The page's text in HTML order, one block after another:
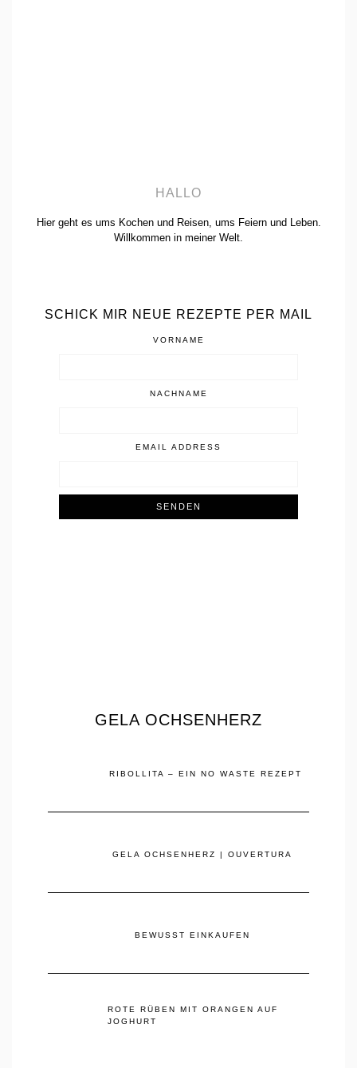
HALLO
Hier geht es ums Kochen und Reisen, ums Feiern und Leben.
Willkommen in meiner Welt.
SCHICK MIR NEUE REZEPTE PER MAIL
VORNAME
NACHNAME
EMAIL ADDRESS
GELA OCHSENHERZ
RIBOLLITA – EIN NO WASTE REZEPT
GELA OCHSENHERZ | OUVERTURA
BEWUSST EINKAUFEN
ROTE RÜBEN MIT ORANGEN AUF
JOGHURT